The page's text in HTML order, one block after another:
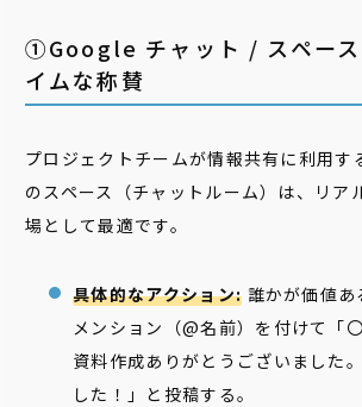
①Google チャット / スペース
イムな称賛
プロジェクトチームが情報共有に利用
のスペース（チャットルーム）は、リア
場として最適です。
具体的なアクション: 誰かが価値あ
メンション（@名前）を付けて「
資料作成ありがとうございました
した！」と投稿する。